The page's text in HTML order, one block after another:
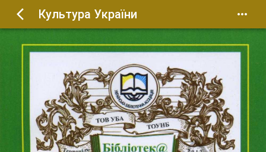
Культура України